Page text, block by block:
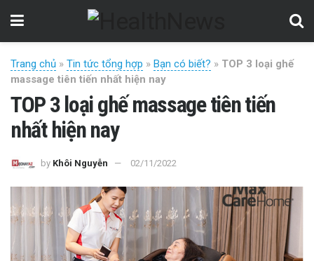
Trang chủ » Tin tức tổng hợp » Bạn có biết? » TOP 3 loại ghế
massage tiên tiến nhất hiện nay
TOP 3 loại ghế massage tiên tiến
nhất hiện nay
by Khôi Nguyễn 02/11/2022